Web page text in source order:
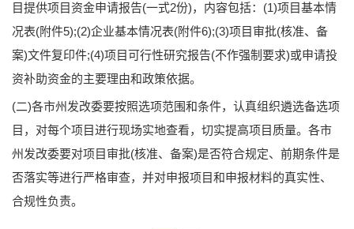
目提供项目资金申请报告(一式2份)，内容包括：(1)项目基本情
况表(附件5);(2)企业基本情况表(附件6);(3)项目审批(核准、备
案)文件复印件;(4)项目可行性研究报告(不作强制要求)或申请投
资补助资金的主要理由和政策依据。
(二)各市州发改委要按照选项范围和条件，认真组织遴选备选项
目，对每个项目进行现场实地查看，切实提高项目质量。各市
州发改委要对项目审批(核准、备案)是否符合规定、前期条件是
否落实等进行严格审查，并对申报项目和申报材料的真实性、
合规性负责。